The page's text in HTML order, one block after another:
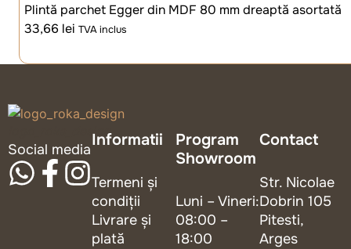
Plintă parchet Egger din MDF 80 mm dreaptă asortată
33,66 lei TVA inclus
logo_roka_design
Social media
Informatii
Termeni și
condiții
Livrare și
plată
Program
Showroom
Luni – Vineri:
08:00 –
18:00
Contact
Str. Nicolae
Dobrin 105
Pitesti,
Arges